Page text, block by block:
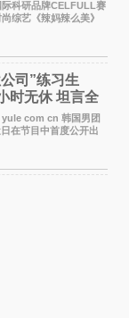
科研品牌CELFULL赛
综艺《辣妈辣么美》
仪倾情参与，向广大
张，寄语当代女性在
司”练习生
时无休 坦言全
cn 韩国男团
在节目中首度公开出
提及经纪公司Pledis
8月2日播出的日本